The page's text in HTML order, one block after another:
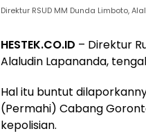
Direktur RSUD MM Dunda Limboto,
HESTEK.CO.ID – Direktur
Alaludin Lapananda,
Hal itu buntut
(Permahi) Cabang
kepolisian.